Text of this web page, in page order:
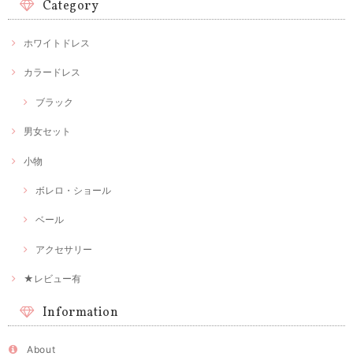
Category
ホワイトドレス
カラードレス
ブラック
男女セット
小物
ボレロ・ショール
ベール
アクセサリー
★レビュー有
Information
About